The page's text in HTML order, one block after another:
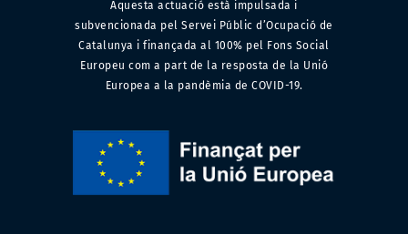
Aquesta actuació està impulsada i
subvencionada pel Servei Públic d’Ocupació de
Catalunya i finançada al 100% pel Fons Social
Europeu com a part de la resposta de la Unió
Europea a la pandèmia de COVID-19.